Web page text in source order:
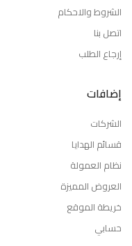
الشروط والاحكام
اتصل بنا
إرجاع الطلب
إضافات
الشركات
قسائم الهدايا
نظام العمولة
العروض المميزة
خريطة الموقع
حسابي